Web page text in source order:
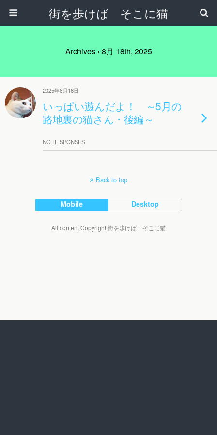
街を歩けば そこに猫
Archives › 8月 18th, 2025
2025年8月18日
いっぱい遊んだよ！ ～5月の
路地裏の猫さん・後編～
NO RESPONSES
Back to top
Mobile Desktop
All content Copyright 街を歩けば そこに猫